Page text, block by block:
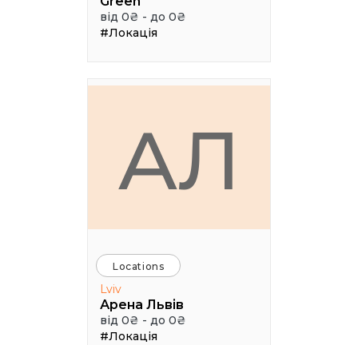
від 0₴ - до 0₴
#Локація
АЛ
Locations
Lviv
Арена Львів
від 0₴ - до 0₴
#Локація